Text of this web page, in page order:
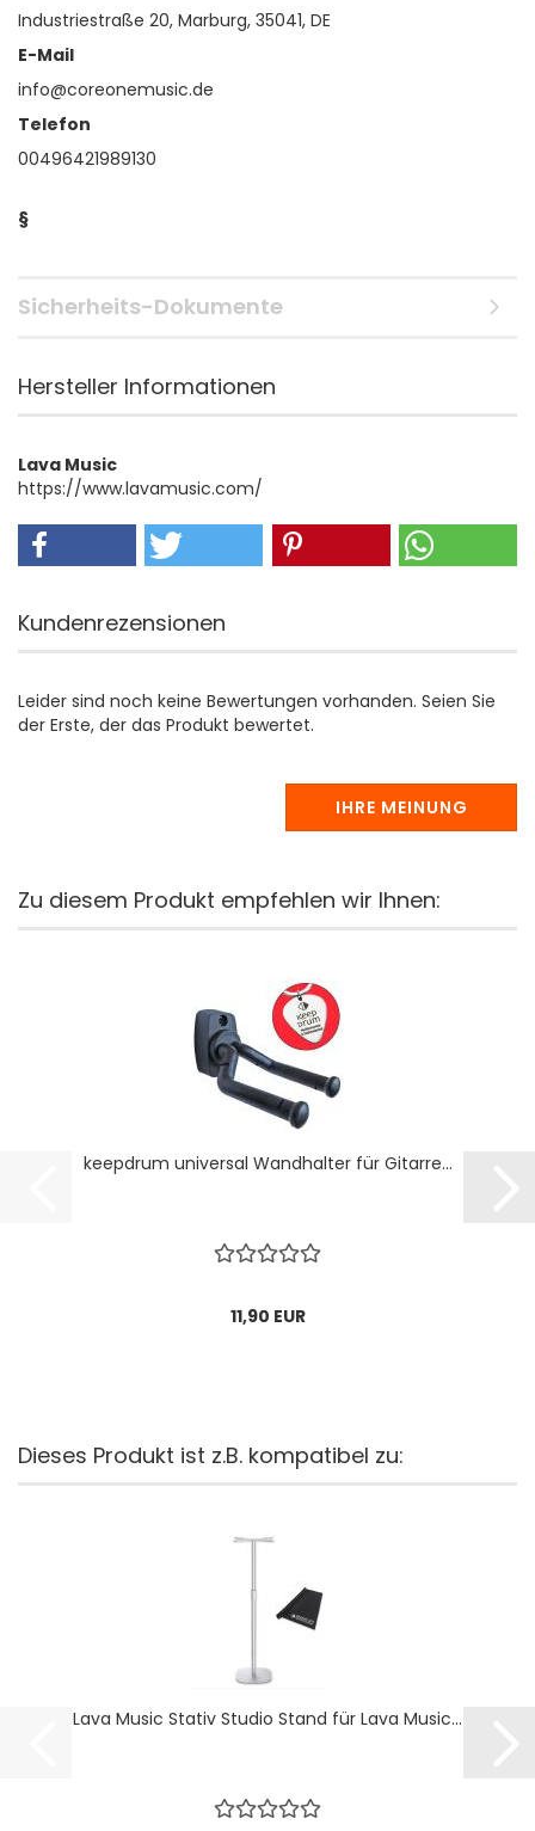
Industriestraße 20, Marburg, 35041, DE
E-Mail
info@coreonemusic.de
Telefon
00496421989130
§
Sicherheits-Dokumente
Hersteller Informationen
Lava Music
https://www.lavamusic.com/
Kundenrezensionen
Leider sind noch keine Bewertungen vorhanden. Seien Sie
der Erste, der das Produkt bewertet.
IHRE MEINUNG
Zu diesem Produkt empfehlen wir Ihnen:
keepdrum universal Wandhalter für Gitarre...
11,90 EUR
Dieses Produkt ist z.B. kompatibel zu:
Lava Music Stativ Studio Stand für Lava Music...